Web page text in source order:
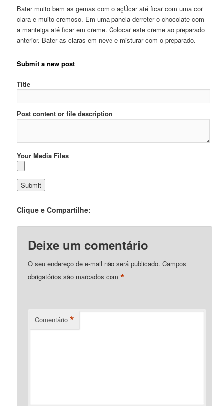
Bater muito bem as gemas com o açÚcar até ficar com uma cor
clara e muito cremoso. Em uma panela derreter o chocolate com
a manteiga até ficar em creme. Colocar este creme ao preparado
anterior. Bater as claras em neve e misturar com o preparado.
Submit a new post
Title
Post content or file description
Your Media Files
Clique e Compartilhe:
Deixe um comentário
O seu endereço de e-mail não será publicado. Campos
obrigatórios são marcados com*
Comentário *